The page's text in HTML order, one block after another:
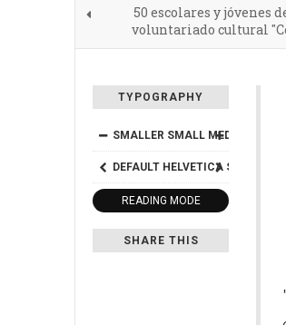
50 escolares y jóvenes
voluntariado cultural
TYPOGRAPHY
SMALLER SMALL MEDIUM
DEFAULT HELVETICA SEGOE
READING MODE
SHARE THIS